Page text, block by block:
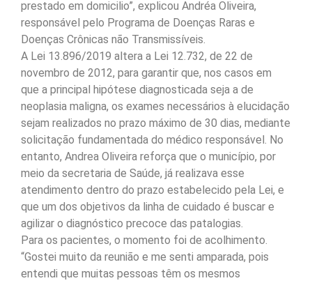
prestado em domicilio”, explicou Andréa Oliveira,
responsável pelo Programa de Doenças Raras e
Doenças Crônicas não Transmissíveis.
A Lei 13.896/2019 altera a Lei 12.732, de 22 de
novembro de 2012, para garantir que, nos casos em
que a principal hipótese diagnosticada seja a de
neoplasia maligna, os exames necessários à elucidação
sejam realizados no prazo máximo de 30 dias, mediante
solicitação fundamentada do médico responsável. No
entanto, Andrea Oliveira reforça que o município, por
meio da secretaria de Saúde, já realizava esse
atendimento dentro do prazo estabelecido pela Lei, e
que um dos objetivos da linha de cuidado é buscar e
agilizar o diagnóstico precoce das patalogias.
Para os pacientes, o momento foi de acolhimento.
“Gostei muito da reunião e me senti amparada, pois
entendi que muitas pessoas têm os mesmos